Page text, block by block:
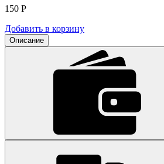
150 Р
Добавить в корзину
Описание